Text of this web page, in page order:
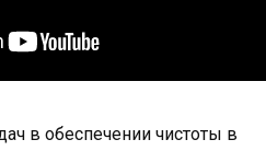
в обеспечении чистоты в